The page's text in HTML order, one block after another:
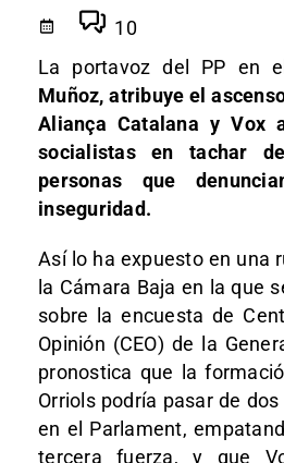
10
La portavoz del PP en
Muñoz, atribuye el
Aliança Catalana y Vox
socialistas en tachar
personas que
inseguridad.
Así lo ha expuesto en una
la Cámara Baja en la que
sobre la encuesta de
Opinión (CEO) de la
pronostica que la
Orriols podría pasar de
en el Parlament,
tercera fuerza, y que